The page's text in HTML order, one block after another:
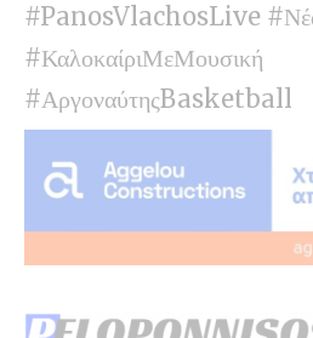
#PanosVlachosLive
#ΚαλοκαίριΜεΜουσική
#ΑργοναύτηςBasketball